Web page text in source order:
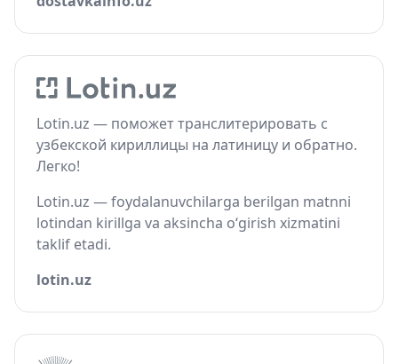
Lotin.uz — поможет транслитерировать с
узбекской кириллицы на латиницу и обратно.
Легко!
Lotin.uz — foydalanuvchilarga berilgan matnni
lotindan kirillga va aksincha o‘girish xizmatini
taklif etadi.
lotin.uz